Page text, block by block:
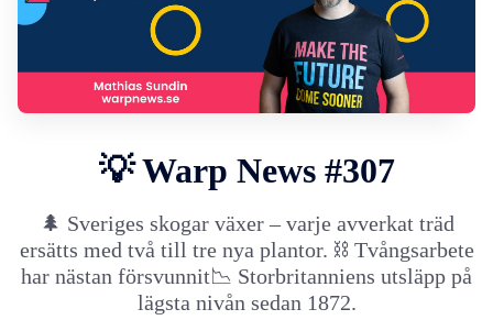
💡 Warp News #307
🌲 Sveriges skogar växer – varje avverkat träd
ersätts med två till tre nya plantor. ⛓️ Tvångsarbete
har nästan försvunnit📉 Storbritanniens utsläpp på
lägsta nivån sedan 1872.